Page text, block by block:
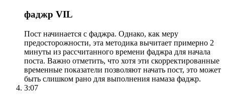
фаджр VIL
Пост начинается с фаджра. Однако, как меру
предосторожности, эта методика вычитает примерно 2
минуты из рассчитанного времени фаджра для начала
поста. Важно отметить, что хотя эти скорректированные
временные показатели позволяют начать пост, это может
быть слишком рано для выполнения намаза фаджр.
3:07